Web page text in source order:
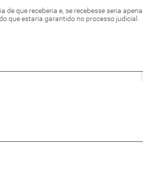
que receberia e, se recebesse seria
que estaria garantido no processo judicial.